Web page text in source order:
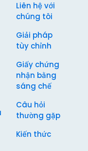
Liên hệ với
chúng tôi
Giải pháp
tùy chỉnh
Giấy chứng
nhận bằng
sáng chế
Câu hỏi
thường gặp
Kiến thức